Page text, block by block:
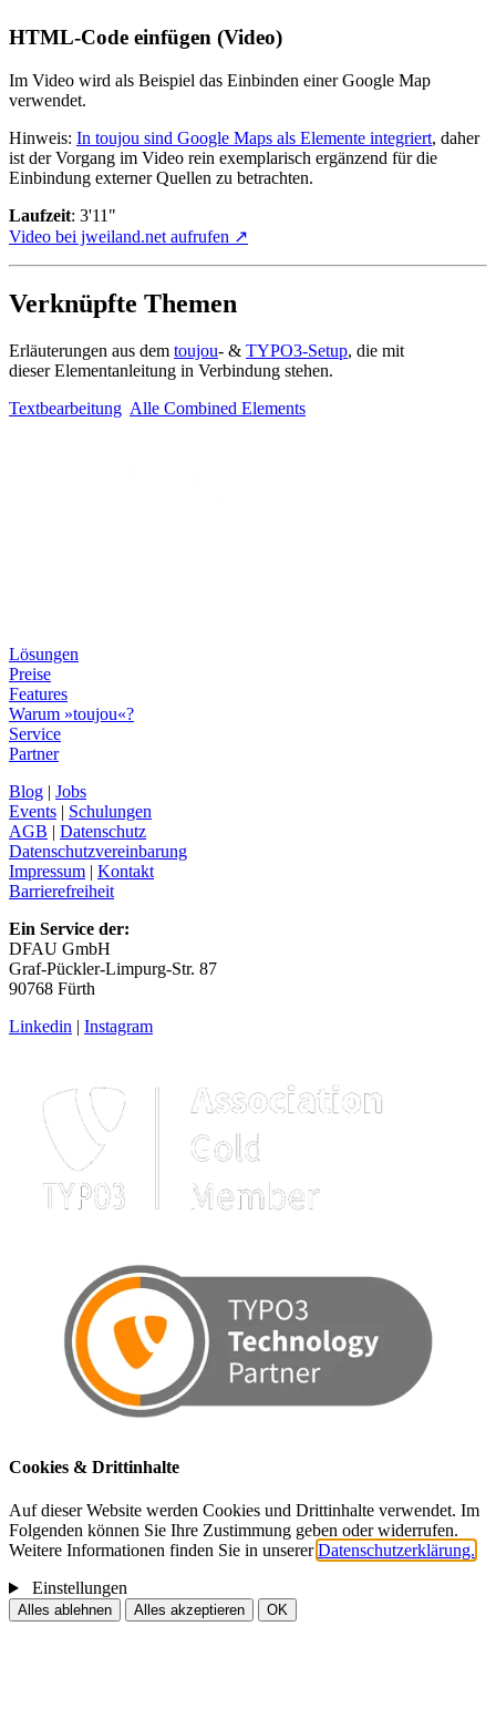
HTML-Code einfügen (Video)
Im Video wird als Beispiel das Einbinden einer Google Map
verwendet.
Hinweis: In toujou sind Google Maps als Elemente integriert, daher
ist der Vorgang im Video rein exemplarisch ergänzend für die
Einbindung externer Quellen zu betrachten.
Laufzeit: 3'11"
Video bei jweiland.net aufrufen ↗
Verknüpfte Themen
Erläuterungen aus dem toujou- & TYPO3-Setup, die mit
dieser Elementanleitung in Verbindung stehen.
Textbearbeitung Alle Combined Elements
Lösungen
Preise
Features
Warum »toujou«?
Service
Partner
Blog | Jobs
Events | Schulungen
AGB | Datenschutz
Datenschutzvereinbarung
Impressum | Kontakt
Barrierefreiheit
Ein Service der:
DFAU GmbH
Graf-Pückler-Limpurg-Str. 87
90768 Fürth
Linkedin | Instagram
Cookies & Drittinhalte
Auf dieser Website werden Cookies und Drittinhalte verwendet. Im
Folgenden können Sie Ihre Zustimmung geben oder widerrufen.
Weitere Informationen finden Sie in unsererDatenschutzerklärung.
Einstellungen
Alles ablehnen Alles akzeptieren OK